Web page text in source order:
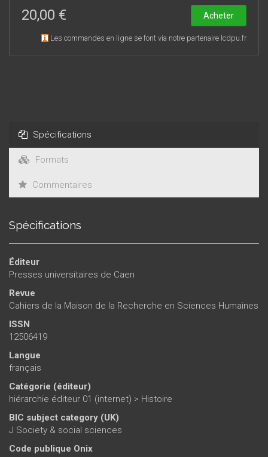
20,00 €
Acheter
Les commandes en ligne se font via notre partenaire lcdpu.fr
Spécifications
Formats
Commentaires
Spécifications
Éditeur
Presses universitaires de Caen
Revue
Cahiers de la Maison de la Recherche en Sciences Humaines
ISSN
12506419
Langue
français
Catégorie (éditeur)
hiérarchie éditeur 01 (internet) > Histoire
BIC subject category (UK)
J Society & social sciences
Code publique Onix